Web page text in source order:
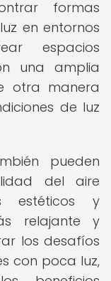
formas
en entornos
espacios
una amplia
otra manera
de luz
pueden
del aire
estéticos y
relajante y
los desafíos
con poca luz,